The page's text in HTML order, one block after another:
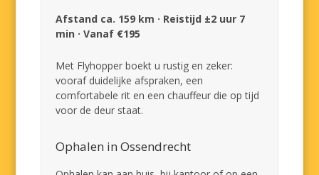
Afstand ca. 159 km · Reistijd ±2 uur 7
min · Vanaf €195
Met Flyhopper boekt u rustig en zeker:
vooraf duidelijke afspraken, een
comfortabele rit en een chauffeur die op tijd
voor de deur staat.
Ophalen in Ossendrecht